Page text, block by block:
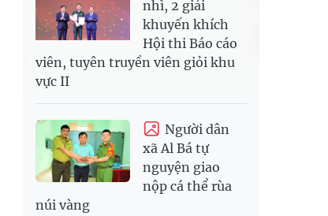
nhì, 2 giải
khuyến khích
Hội thi Báo cáo
viên, tuyên truyền viên giỏi khu
vực II
Người dân
xã Al Bá tự
nguyện giao
nộp cá thể rùa
núi vàng